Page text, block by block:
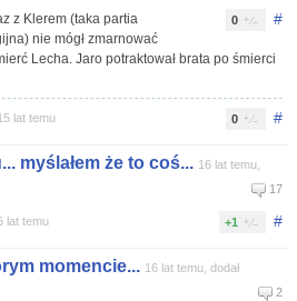
#
0
z Klerem (taka partia
nie mógł zmarnować
Lecha. Jaro potraktował brata po śmierci
#
0
lat temu
myślałem że to coś... 16 lat temu,
17
#
+1
lat temu
momencie... 16 lat temu, dodał
2